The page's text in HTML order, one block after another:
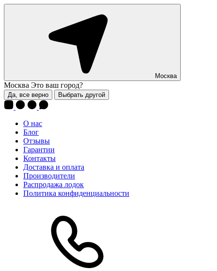
Москва
Москва Это ваш город?
Да, все верно Выбрать другой
О нас
Блог
Отзывы
Гарантии
Контакты
Доставка и оплата
Производители
Распродажа лодок
Политика конфиденциальности